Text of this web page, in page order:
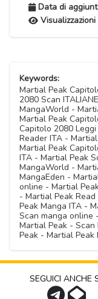
Data di
Keywords:
Martial Peak
2080 Scan
MangaWorld -
Martial Peak
Capitolo 2080
Reader ITA -
Martial Peak
ITA - Martial Peak
MangaWorld -
MangaEden -
online - Martial
- Martial Peak
Peak Manga ITA -
Scan manga online
Martial Peak -
Peak - Martial Peak
SEGUICI ANCHE